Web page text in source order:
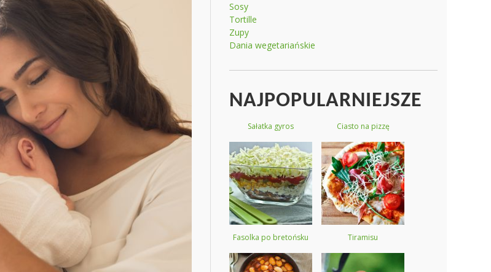
Sosy
Tortille
Zupy
Dania wegetariańskie
NAJPOPULARNIEJSZE
Sałatka gyros Ciasto na pizzę
Fasolka po bretońsku Tiramisu